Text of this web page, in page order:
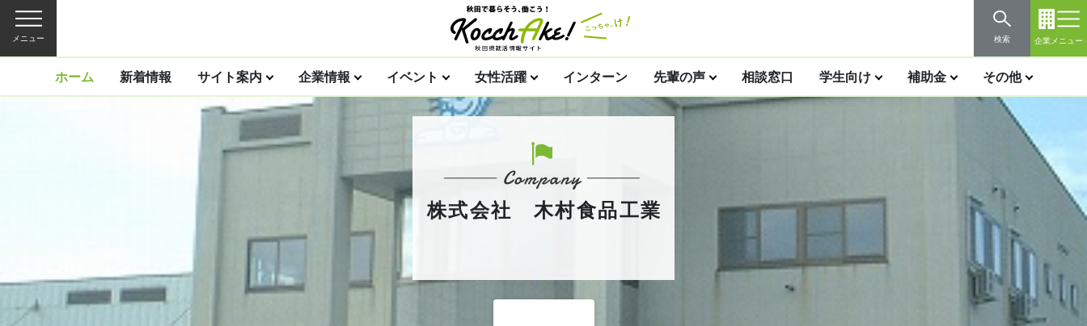
メニュー 検索 企業メニュー
ホーム 新着情報 サイト案内 企業情報 イベント 女性活躍 インターン 先輩の声 相談窓口 学生向け 補助金 その他
株式会社 木村食品工業